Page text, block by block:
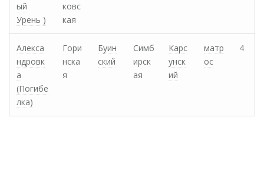
ый
Урень )
ковс
кая
Алекса
ндровк
а
(Погибе
лка)
Гори
нска
я
Буин
ский
Симб
ирск
ая
Карс
унск
ий
матр
ос
4